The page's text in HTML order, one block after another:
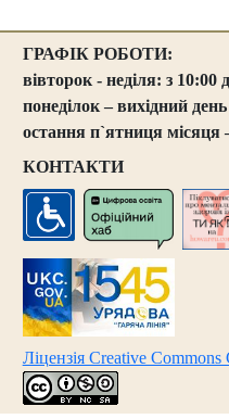
ГРАФІК РОБОТИ:
вівторок - неділя: з 10:00
понеділок – вихідний день
остання п`ятниця місяця
КОНТАКТИ
Ліцензія Creative